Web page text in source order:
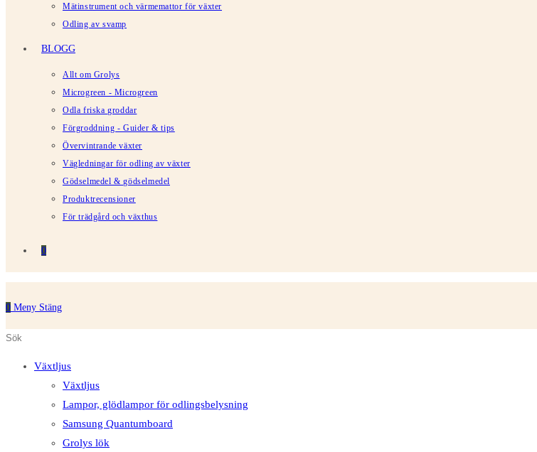
Mätinstrument och värmemattor för växter
Odling av svamp
BLOGG
Allt om Grolys
Microgreen - Microgreen
Odla friska groddar
Förgroddning - Guider & tips
Övervintrande växter
Vägledningar för odling av växter
Gödselmedel & gödselmedel
Produktrecensioner
För trädgård och växthus
0
0 Meny Stäng
Sök
att
stänga
Växtljus
Växtljus
Lampor, glödlampor för odlingsbelysning
Samsung Quantumboard
Grolys lök